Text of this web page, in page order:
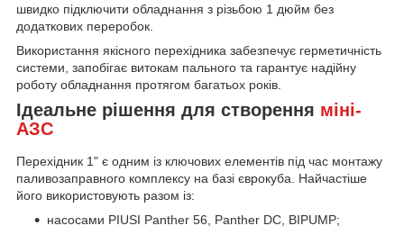
швидко підключити обладнання з різьбою 1 дюйм без
додаткових переробок.
Використання якісного перехідника забезпечує герметичність
системи, запобігає витокам пального та гарантує надійну
роботу обладнання протягом багатьох років.
Ідеальне рішення для створення міні-
АЗС
Перехідник 1" є одним із ключових елементів під час монтажу
паливозаправного комплексу на базі єврокуба. Найчастіше
його використовують разом із:
насосами PIUSI Panther 56, Panther DC, BIPUMP;